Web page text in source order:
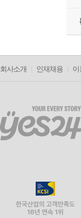
회사소개 인재채용 이